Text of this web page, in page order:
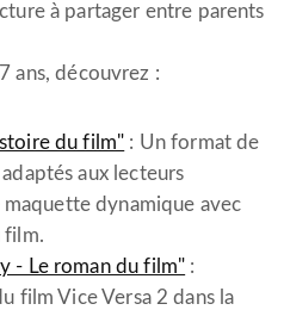
à partager entre parents
ans, découvrez :
du film" : Un format de
aux lecteurs
dynamique avec
film.
- Le roman du film" :
film Vice Versa 2 dans la